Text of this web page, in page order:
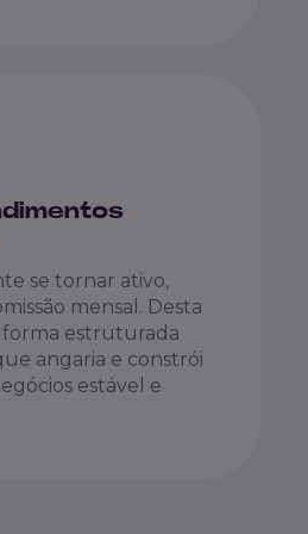
se tornar ativo,
mensal. Desta
estruturada
angaria e constrói
estável e